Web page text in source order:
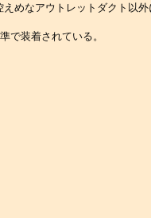
めなアウトレットダクト以
で装着されている。